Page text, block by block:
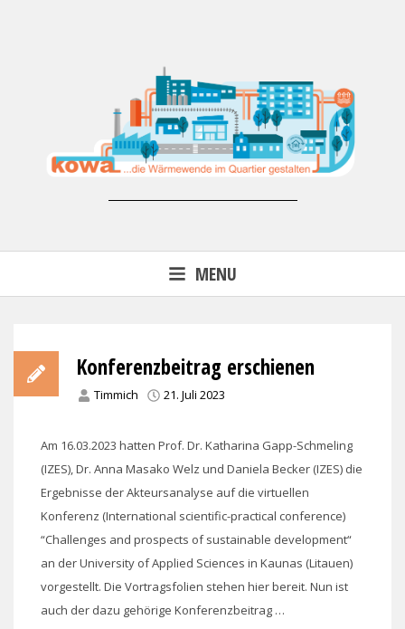
Wärmewende in der kommunalen
MENU
Konferenzbeitrag erschienen
Timmich 21. Juli 2023
Am 16.03.2023 hatten Prof. Dr. Katharina Gapp-Schmeling
(IZES), Dr. Anna Masako Welz und Daniela Becker (IZES) die
Ergebnisse der Akteursanalyse auf die virtuellen
Konferenz (International scientific-practical conference)
“Challenges and prospects of sustainable development“
an der University of Applied Sciences in Kaunas (Litauen)
vorgestellt. Die Vortragsfolien stehen hier bereit. Nun ist
auch der dazu gehörige Konferenzbeitrag …